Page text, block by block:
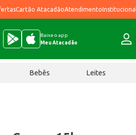
Cartão AtacadãoAtendimentoInstitucional
Baixe o app
Meu Atacadão
Bebês Leites